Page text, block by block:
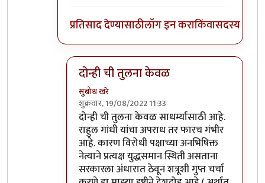
प्रतिसाद देण्यासाठीलॉग इन कराकिंवासदस्य व्हा
दोन्ही ची तुलना केवळ
सुबोध खरे
शुक्रवार, 19/08/2022 11:33
In reply toमाफ कराbyजेम्स वांड
दोन्ही ची तुलना केवळ साधर्म्यासाठी आहे.
राहुल गांधी यांचा अपराध तर फारच गंभीर
आहे. कारण विरोधी पक्षाच्या अनभिषिक्त
नेत्याने प्रत्यक्ष युद्धसमान स्थिती असताना
सरकारला अंधारात ठेवून शत्रूशी गुप्त चर्चा